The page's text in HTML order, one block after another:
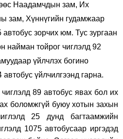
Наадамчдын зам, Их
зам, Хүннүгийн гудамжаар
автобус зорчих юм. Тус зургаан
найман тойрог чиглэлд 92
үйлчлэх богино
автобус үйлчилгээнд гарна.
89 автобус явах бол их
боломжгүй буюу хотын захын
25 дунд багтаамжийн
1075 автобусаар иргэдэд